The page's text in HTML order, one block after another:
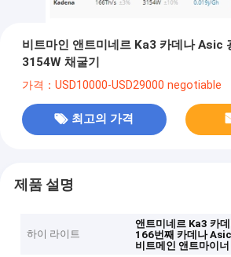
비트마인 앤트미네르 Ka3 카데나 Asic
3154W 채굴기
가격：USD10000-USD29000 negotiable
최고의 가격
제품 설명
하이 라이트
앤트미네르 Ka3 카
166번째 카데나
비트메인 앤트마이